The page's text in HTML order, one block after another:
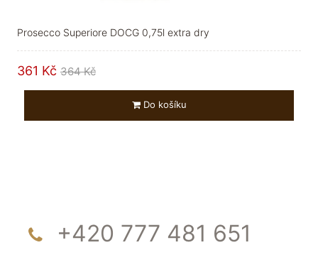
Prosecco Superiore DOCG 0,75l extra dry
361 Kč 364 Kč
Do košíku
+420 777 481 651